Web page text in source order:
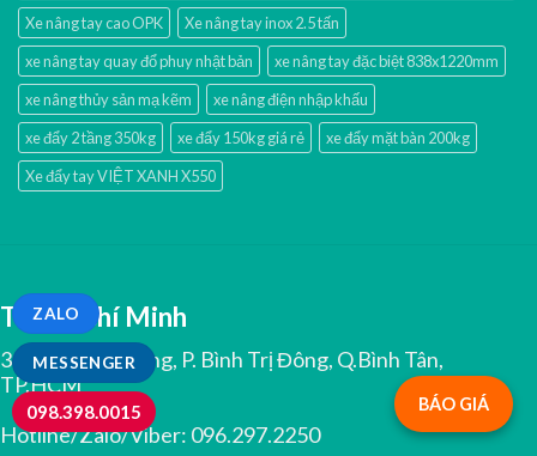
MESSENGER
ZALO
098.398.0015
Xe nâng tay cao OPK
Xe nâng tay inox 2.5 tấn
xe nâng tay quay đổ phuy nhật bản
xe nâng tay đặc biệt 838x1220mm
xe nâng thủy sản mạ kẽm
xe nâng điện nhập khấu
xe đẩy 2 tầng 350kg
xe đẩy 150kg giá rẻ
xe đẩy mặt bàn 200kg
Xe đẩy tay VIỆT XANH X550
TP.Hồ Chí Minh
334 Tân Hoà Đông, P. Bình Trị Đông, Q.Bình Tân,
TP.HCM
Hotline/Zalo/Viber: 096.297.2250
BÁO GIÁ